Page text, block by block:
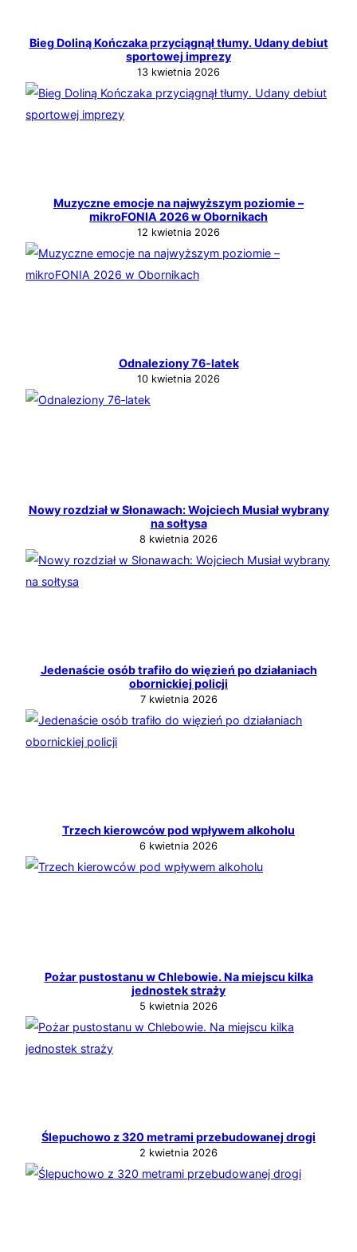
Bieg Doliną Kończaka przyciągnął tłumy. Udany debiut
sportowej imprezy
13 kwietnia 2026
Muzyczne emocje na najwyższym poziomie –
mikroFONIA 2026 w Obornikach
12 kwietnia 2026
Odnaleziony 76‑latek
10 kwietnia 2026
Nowy rozdział w Słonawach: Wojciech Musiał wybrany
na sołtysa
8 kwietnia 2026
Jedenaście osób trafiło do więzień po działaniach
obornickiej policji
7 kwietnia 2026
Trzech kierowców pod wpływem alkoholu
6 kwietnia 2026
Pożar pustostanu w Chlebowie. Na miejscu kilka
jednostek straży
5 kwietnia 2026
Ślepuchowo z 320 metrami przebudowanej drogi
2 kwietnia 2026